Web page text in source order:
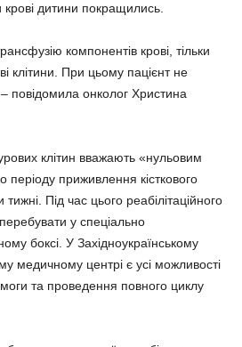
крові дитини покращились.
компонентів крові, тільки
клітини. При цьому пацієнт не
повідомила онколог Христина
клітин вважають «нульовим
приживлення кісткового
Під час цього реабілітаційного
у спеціально
боксі. У Західноукраїнському
медичному центрі є усі можливості
та проведення повного циклу